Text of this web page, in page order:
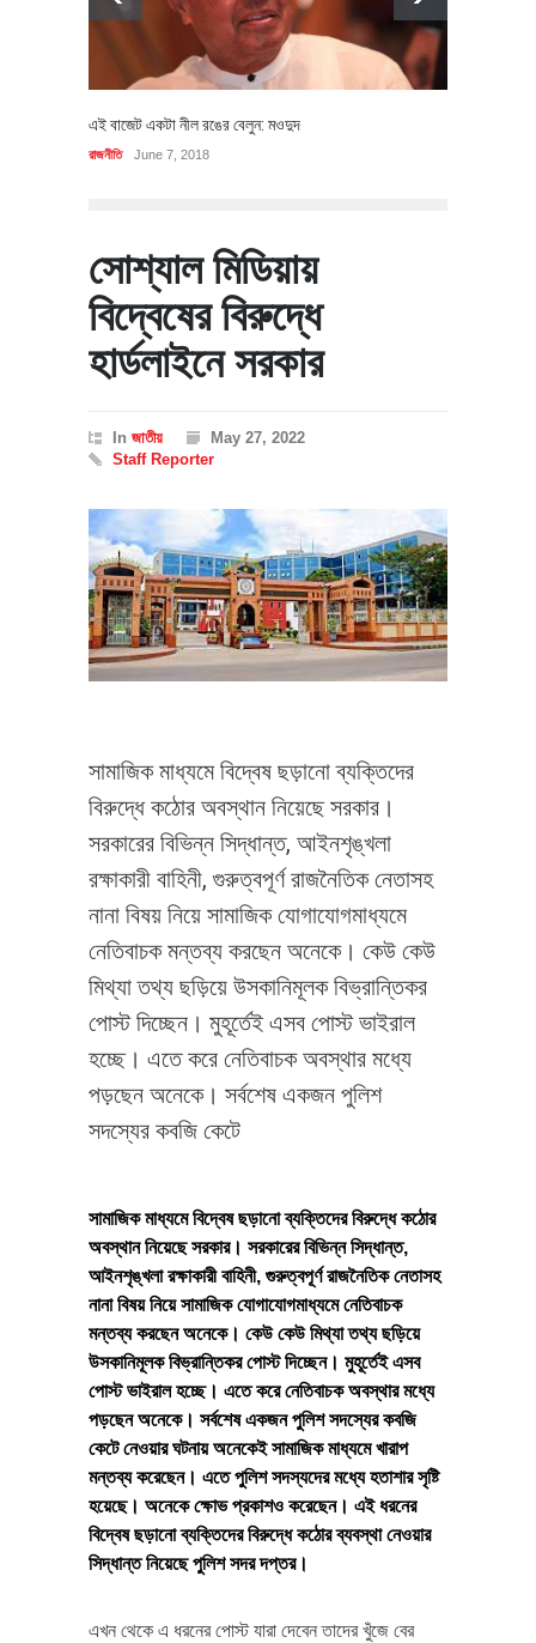
এই বাজেট একটা নীল রঙের বেলুন: মওদুদ
রাজনীতি June 7, 2018
সোশ্যাল মিডিয়ায়
বিদ্বেষের বিরুদ্ধে
হার্ডলাইনে সরকার
In জাতীয়
May 27, 2022
Staff Reporter
সামাজিক মাধ্যমে বিদ্বেষ ছড়ানো ব্যক্তিদের
বিরুদ্ধে কঠোর অবস্থান নিয়েছে সরকার।
সরকারের বিভিন্ন সিদ্ধান্ত, আইনশৃঙ্খলা
রক্ষাকারী বাহিনী, গুরুত্বপূর্ণ রাজনৈতিক নেতাসহ
নানা বিষয় নিয়ে সামাজিক যোগাযোগমাধ্যমে
নেতিবাচক মন্তব্য করছেন অনেকে। কেউ কেউ
মিথ্যা তথ্য ছড়িয়ে উসকানিমূলক বিভ্রান্তিকর
পোস্ট দিচ্ছেন। মুহূর্তেই এসব পোস্ট ভাইরাল
হচ্ছে। এতে করে নেতিবাচক অবস্থার মধ্যে
পড়ছেন অনেকে। সর্বশেষ একজন পুলিশ
সদস্যের কবজি কেটে
সামাজিক মাধ্যমে বিদ্বেষ ছড়ানো ব্যক্তিদের বিরুদ্ধে কঠোর
অবস্থান নিয়েছে সরকার। সরকারের বিভিন্ন সিদ্ধান্ত,
আইনশৃঙ্খলা রক্ষাকারী বাহিনী, গুরুত্বপূর্ণ রাজনৈতিক নেতাসহ
নানা বিষয় নিয়ে সামাজিক যোগাযোগমাধ্যমে নেতিবাচক
মন্তব্য করছেন অনেকে। কেউ কেউ মিথ্যা তথ্য ছড়িয়ে
উসকানিমূলক বিভ্রান্তিকর পোস্ট দিচ্ছেন। মুহূর্তেই এসব
পোস্ট ভাইরাল হচ্ছে। এতে করে নেতিবাচক অবস্থার মধ্যে
পড়ছেন অনেকে। সর্বশেষ একজন পুলিশ সদস্যের কবজি
কেটে নেওয়ার ঘটনায় অনেকেই সামাজিক মাধ্যমে খারাপ
মন্তব্য করেছেন। এতে পুলিশ সদস্যদের মধ্যে হতাশার সৃষ্টি
হয়েছে। অনেকে ক্ষোভ প্রকাশও করেছেন। এই ধরনের
বিদ্বেষ ছড়ানো ব্যক্তিদের বিরুদ্ধে কঠোর ব্যবস্থা নেওয়ার
সিদ্ধান্ত নিয়েছে পুলিশ সদর দপ্তর।
এখন থেকে এ ধরনের পোস্ট যারা দেবেন তাদের খুঁজে বের